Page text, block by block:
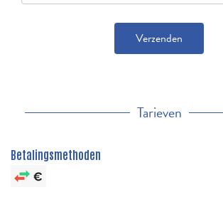
Verzenden
Tarieven
Betalingsmethoden